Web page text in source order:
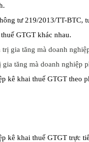
tư 219/2013/TT-BTC,
GTGT khác nhau.
tăng mà doanh nghiệp
kê khai thuế GTGT theo
kê khai thuế GTGT trực